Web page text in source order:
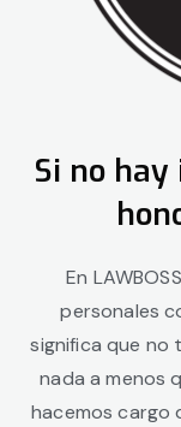
Si no
En
personales
significa que no
nada a menos
hacemos cargo